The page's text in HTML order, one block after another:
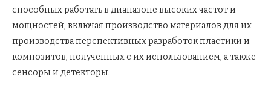
способных работать в диапазоне высоких частот и
мощностей, включая производство материалов для их
производства перспективных разработок пластики и
композитов, полученных с их использованием, а также
сенсоры и детекторы.